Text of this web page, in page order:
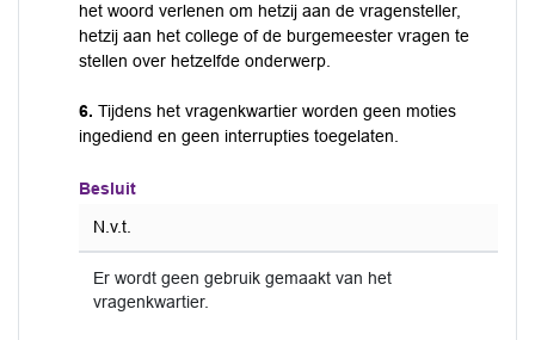
het woord verlenen om hetzij aan de vragensteller,
hetzij aan het college of de burgemeester vragen te
stellen over hetzelfde onderwerp.
6. Tijdens het vragenkwartier worden geen moties
ingediend en geen interrupties toegelaten.
Besluit
N.v.t.
Er wordt geen gebruik gemaakt van het
vragenkwartier.